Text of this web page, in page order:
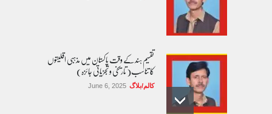
تقسیم ہند کے وقت پاکستان میں مذہبی اقلیتوں
کا تناسب( تاریخی و تجزیاتی جائزہ)
کالم/بلاگ June 6, 2025